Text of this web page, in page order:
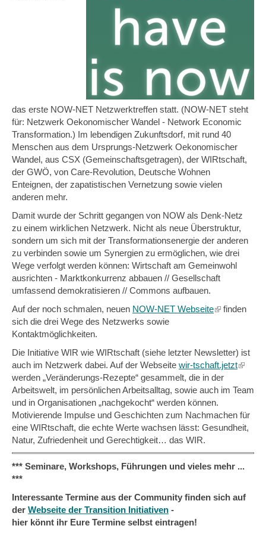
das erste NOW-NET Netzwerktreffen statt. (NOW-NET steht
für: Netzwerk Oekonomischer Wandel - Network Economic
Transformation.) Im lebendigen Zukunftsdorf, mit rund 40
Menschen aus dem Ursprungs-Netzwerk Oekonomischer
Wandel, aus CSX (Gemeinschaftsgetragen), der WIRtschaft,
der GWÖ, von Care-Revolution, Deutsche Wohnen
Enteignen, der zapatistischen Vernetzung sowie vielen
anderen mehr.
Damit wurde der Schritt gegangen von NOW als Denk-Netz
zu einem wirklichen Netzwerk. Nicht als neue Überstruktur,
sondern um sich mit der Transformationsenergie der anderen
zu verbinden sowie um Synergien zu ermöglichen, wie drei
Wege verfolgt werden können: Wirtschaft am Gemeinwohl
ausrichten - Marktkonkurrenz abbauen // Gesellschaft
umfassend demokratisieren // Commons aufbauen.
Auf der noch schmalen, neuen NOW-NET Webseite(linkfinden
sich die drei Wege des Netzwerks sowie
Kontaktmöglichkeiten.
Die Initiative WIR wie WIRtschaft (siehe letzter Newsletter) ist
auch im Netzwerk dabei. Auf der Webseite wir-tschaft.jetzt(link
werden „Veränderungs-Rezepte“ gesammelt, die in der
Arbeitswelt, im persönlichen Arbeitsalltag, sowie auch im Team
und in Organisationen „nachgekocht“ werden können.
Motivierende Impulse und Geschichten zum Nachmachen für
eine WIRtschaft, die echte Werte wachsen lässt: Gesundheit,
Natur, Zufriedenheit und Gerechtigkeit… das WIR.
*** Seminare, Workshops, Führungen und vieles mehr ...
***
Interessante Termine aus der Community finden sich auf
der Webseite der Transition Initiativen -
hier könnt ihr Eure Termine selbst eintragen!